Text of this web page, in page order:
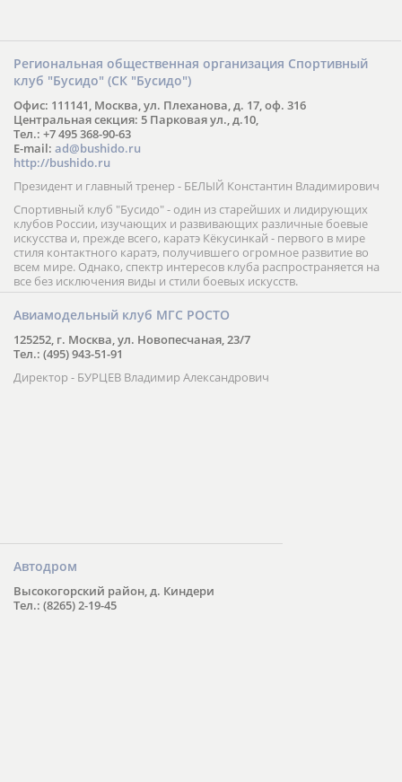
Региональная общественная организация Спортивный
клуб "Бусидо" (СК "Бусидо")
Офис: 111141, Москва, ул. Плеханова, д. 17, оф. 316
Центральная секция: 5 Парковая ул., д.10,
Тел.: +7 495 368-90-63
E-mail: ad@bushido.ru
http://bushido.ru
Президент и главный тренер - БЕЛЫЙ Константин Владимирович
Спортивный клуб "Бусидо" - один из старейших и лидирующих
клубов России, изучающих и развивающих различные боевые
искусства и, прежде всего, каратэ Кёкусинкай - первого в мире
стиля контактного каратэ, получившего огромное развитие во
всем мире. Однако, спектр интересов клуба распространяется на
все без исключения виды и стили боевых искусств.
Авиамодельный клуб МГС РОСТО
125252, г. Москва, ул. Новопесчаная, 23/7
Тел.: (495) 943-51-91
Директор - БУРЦЕВ Владимир Александрович
Автодром
Высокогорский район, д. Киндери
Тел.: (8265) 2-19-45